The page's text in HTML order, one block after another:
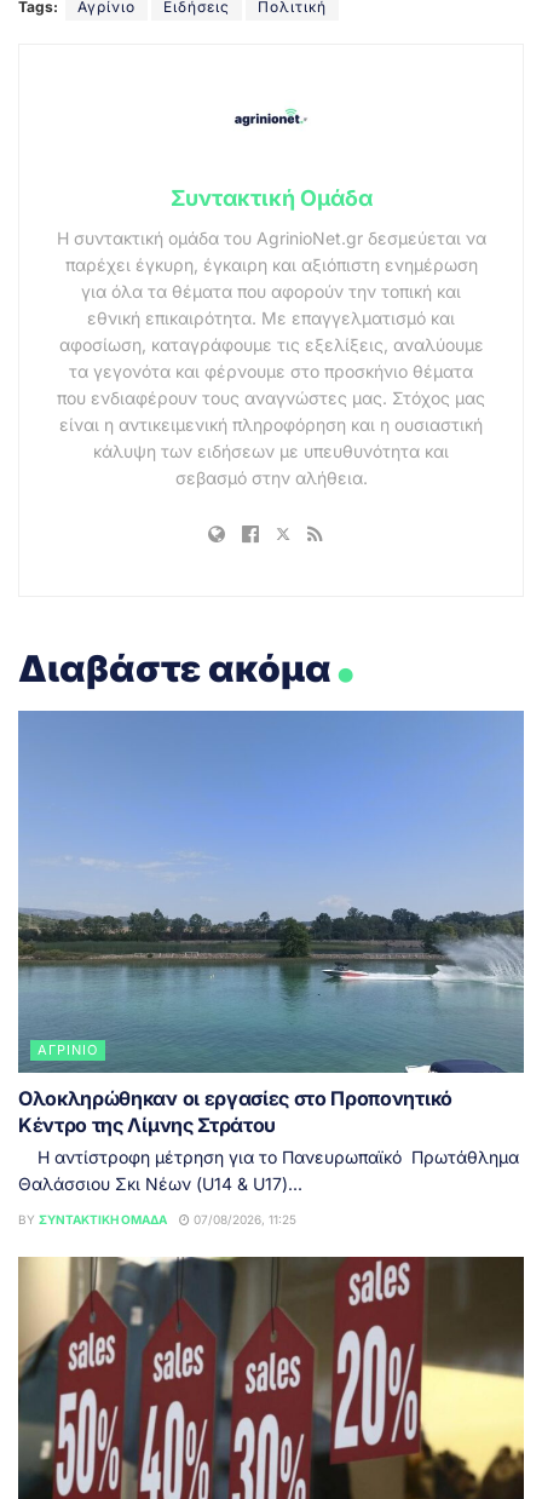
Tags: Αγρίνιο Ειδήσεις Πολιτική
Συντακτική Ομάδα
Η συντακτική ομάδα του AgrinioNet.gr δεσμεύεται να
παρέχει έγκυρη, έγκαιρη και αξιόπιστη ενημέρωση
για όλα τα θέματα που αφορούν την τοπική και
εθνική επικαιρότητα. Με επαγγελματισμό και
αφοσίωση, καταγράφουμε τις εξελίξεις, αναλύουμε
τα γεγονότα και φέρνουμε στο προσκήνιο θέματα
που ενδιαφέρουν τους αναγνώστες μας. Στόχος μας
είναι η αντικειμενική πληροφόρηση και η ουσιαστική
κάλυψη των ειδήσεων με υπευθυνότητα και
σεβασμό στην αλήθεια.
Διαβάστε ακόμα.
ΑΓΡΊΝΙΟ
Ολοκληρώθηκαν οι εργασίες στο Προπονητικό
Κέντρο της Λίμνης Στράτου
Η αντίστροφη μέτρηση για το Πανευρωπαϊκό Πρωτάθλημα
Θαλάσσιου Σκι Νέων (U14 & U17)...
BY ΣΥΝΤΑΚΤΙΚΉ ΟΜΆΔΑ 07/08/2026, 11:25